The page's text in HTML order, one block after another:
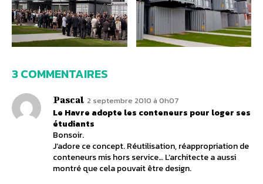
3 COMMENTAIRES
Pascal 2 septembre 2010 à 0h07
Le Havre adopte les conteneurs pour loger ses
étudiants
Bonsoir.
J’adore ce concept. Réutilisation, réappropriation de
conteneurs mis hors service… L’architecte a aussi
montré que cela pouvait être design.